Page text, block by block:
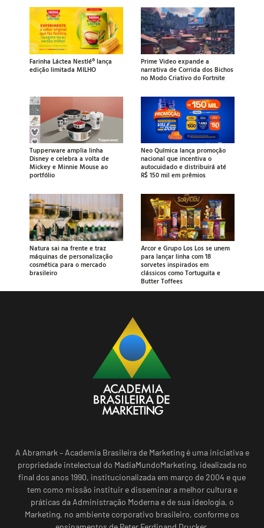
Farinha Láctea Nestlé® lança
edição limitada MILHO
Prime Video expande a
narrativa de Corrida dos Bichos
no Modo Criativo do Fortnite
Tupperware amplia linha
Disney e celebra a volta de
Mickey e Minnie Mouse ao
portfólio
Neo Química lança promoção
nacional que incentiva o
autocuidado e distribuirá até
R$ 150 mil em prêmios
Natura sai na frente e traz
máquinas de personalização
cosmética para o mercado
brasileiro
Arcor e Grupo Los Los se unem
para lançar linha com 18
sorvetes inspirados em
clássicos como Tortuguita e
Butter Toffees
A Abramark – Academia Brasileira de Marketing é uma iniciativa e
propriedade intelectual do MadiaMundoMarketing, idealizada no
final dos anos 1990, institucionalizada em março de 2004 e que
tem como missão instituir e disseminar a melhor cultura e
práticas da Administração Moderna e de sua ideologia, o
Marketing, no ambiente corporativo brasileiro, conforme os